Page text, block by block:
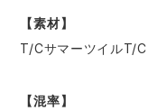
【素材】
T/CサマーツイルT/C
【混率】